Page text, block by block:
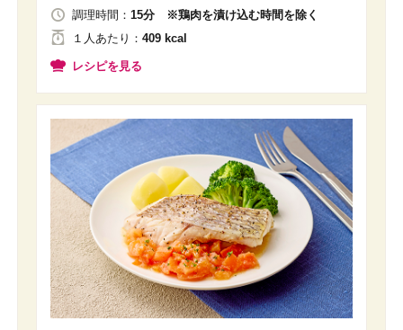
調理時間： 15分 ※鶏肉を漬け込む時間を除く
１人 あたり ： 409 kcal
レシピを見る